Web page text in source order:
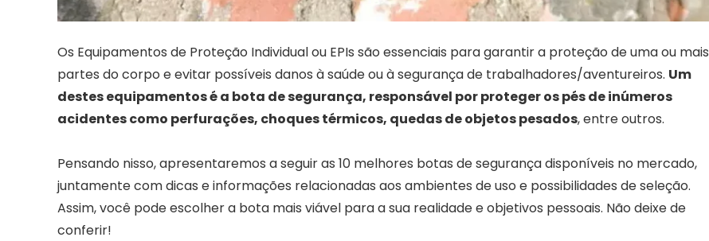
Os Equipamentos de Proteção Individual ou EPIs são essenciais para garantir a proteção de uma ou mais
partes do corpo e evitar possíveis danos à saúde ou à segurança de trabalhadores/aventureiros. Um
destes equipamentos é a bota de segurança, responsável por proteger os pés de inúmeros
acidentes como perfurações, choques térmicos, quedas de objetos pesados, entre outros.
Pensando nisso, apresentaremos a seguir as 10 melhores botas de segurança disponíveis no mercado,
juntamente com dicas e informações relacionadas aos ambientes de uso e possibilidades de seleção.
Assim, você pode escolher a bota mais viável para a sua realidade e objetivos pessoais. Não deixe de
conferir!